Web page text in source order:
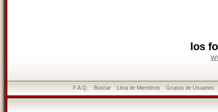
los
F.A.Q. Buscar Lista de Miembros Grupos de Usuarios